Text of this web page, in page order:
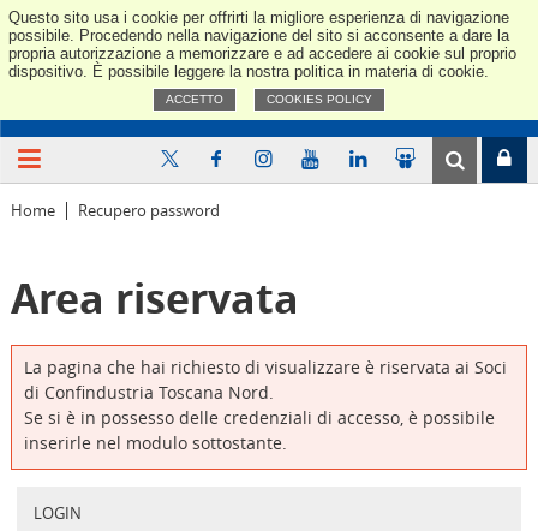
Questo sito usa i cookie per offrirti la migliore esperienza di navigazione
possibile. Procedendo nella navigazione del sito si acconsente a dare la
propria autorizzazione a memorizzare e ad accedere ai cookie sul proprio
dispositivo. È possibile leggere la nostra politica in materia di cookie.
ACCETTO COOKIES POLICY
Home Recupero password
Area riservata
La pagina che hai richiesto di visualizzare è riservata ai Soci
di Confindustria Toscana Nord.
Se si è in possesso delle credenziali di accesso, è possibile
inserirle nel modulo sottostante.
LOGIN